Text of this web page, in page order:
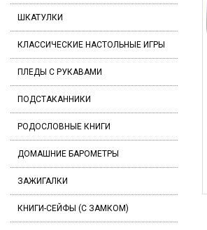
ШКАТУЛКИ
КЛАССИЧЕСКИЕ НАСТОЛЬНЫЕ ИГРЫ
ПЛЕДЫ С РУКАВАМИ
ПОДСТАКАННИКИ
РОДОСЛОВНЫЕ КНИГИ
ДОМАШНИЕ БАРОМЕТРЫ
ЗАЖИГАЛКИ
КНИГИ-СЕЙФЫ (С ЗАМКОМ)